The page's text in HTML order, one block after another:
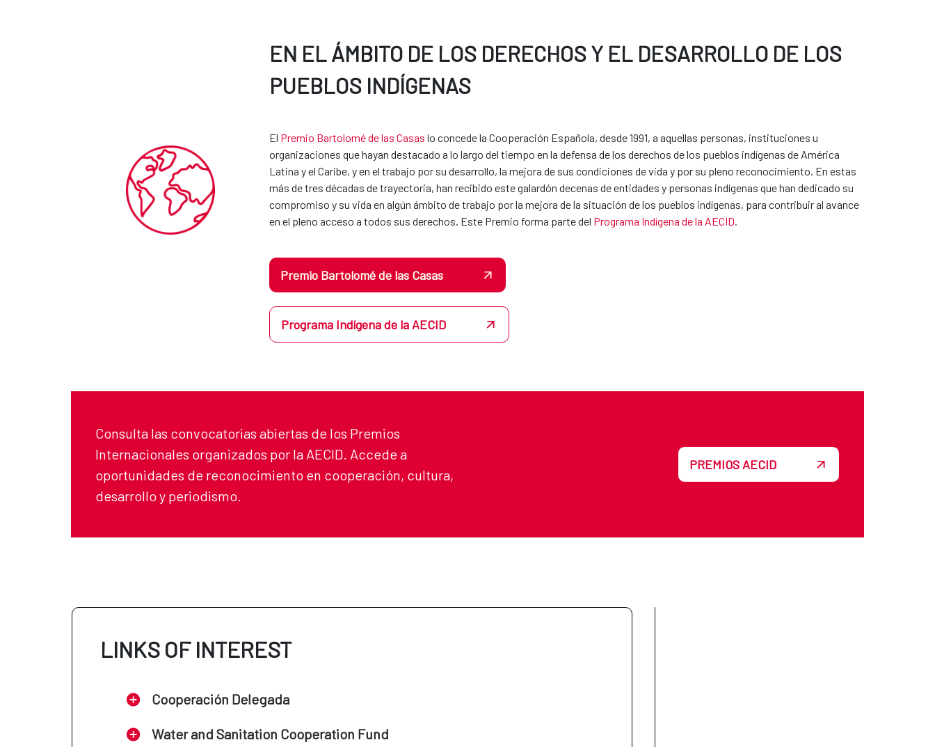
EN EL ÁMBITO DE LOS DERECHOS Y EL DESARROLLO DE LOS
PUEBLOS INDÍGENAS
El Premio Bartolomé de las Casas lo concede la Cooperación Española, desde 1991, a aquellas personas, instituciones u
organizaciones que hayan destacado a lo largo del tiempo en la defensa de los derechos de los pueblos indígenas de América
Latina y el Caribe, y en el trabajo por su desarrollo, la mejora de sus condiciones de vida y por su pleno reconocimiento. En estas
más de tres décadas de trayectoria, han recibido este galardón decenas de entidades y personas indígenas que han dedicado su
compromiso y su vida en algún ámbito de trabajo por la mejora de la situación de los pueblos indígenas, para contribuir al avance
en el pleno acceso a todos sus derechos. Este Premio forma parte del Programa Indígena de la AECID
Premio Bartolomé de las Casas
Programa Indígena de la AECID
Consulta las convocatorias abiertas de los Premios
Internacionales organizados por la AECID. Accede a
oportunidades de reconocimiento en cooperación, cultura,
desarrollo y periodismo.
PREMIOS AECID
LINKS OF INTEREST
Cooperación Delegada
Water and Sanitation Cooperation Fund